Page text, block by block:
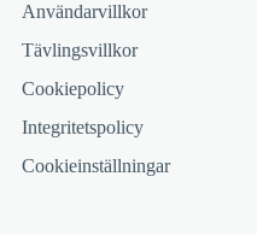
Användarvillkor
Tävlingsvillkor
Cookiepolicy
Integritetspolicy
Cookieinställningar